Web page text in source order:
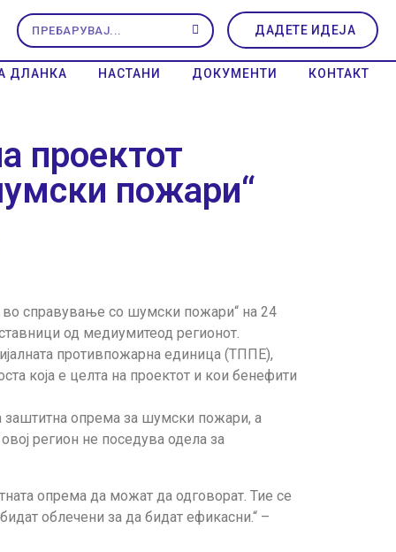
ДАДЕТЕ ИДЕЈА
ДЛАНКА НАСТАНИ ДОКУМЕНТИ КОНТАКТ
проектот
пожари“
во справување со шумски пожари“ на 24
од медиумитеод регионот.
противпожарна единица (ТППЕ),
која е целта на проектот и кои бенефити
заштитна опрема за шумски пожари, а
регион не поседува одела за
опрема да можат да одговорат. Тие се
облечени за да бидат ефикасни.“ –